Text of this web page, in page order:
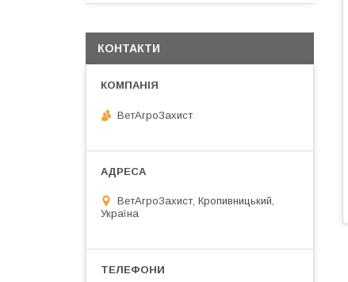
КОНТАКТИ
ВетАгроЗахист
ВетАгроЗахист, Кропивницький,
Україна